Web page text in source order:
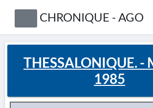
CHRONIQUE - AGO
THESSALONIQUE. -
1985